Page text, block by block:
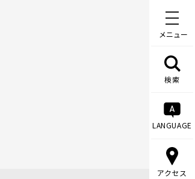
メニュー
検索
LANGUAGE
アクセス